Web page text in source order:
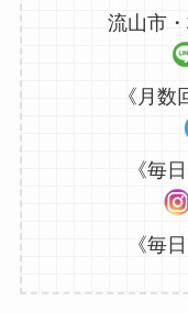
流山市
《月
《毎
《毎